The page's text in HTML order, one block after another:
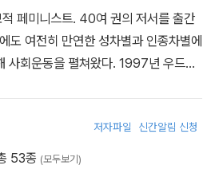
성에게 식욕을 충족시킬 자유를 더 많
전에는 잘못된 길로 빠진 여성이 성적
금은 식이요법을 지키지 않는 여성이
는 “부정행위”를 한다. “금지된” 것을
. _<섹스에서 음식으로> 중에서
였던 딕 카벳은 예일 졸업생 가운데 여
페미니스트. 40여 권의 저서를 출간
도 여전히 만연한 성차별과 인종차별에
사회운동을 펼쳐왔다. 1997년 우드헐
작으로 《버자이너(Vagina)》, 《무엇이
Beauty Myth)》, 《미국의 종말(The
저자파일 신간알림 신청
53종 (모두보기)